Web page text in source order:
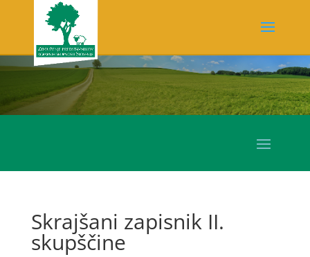
Skrajšani zapisnik II.
skupščine